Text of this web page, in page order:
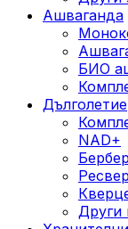
Ашваганда
БИО
Дълголетие
NAD+
Други